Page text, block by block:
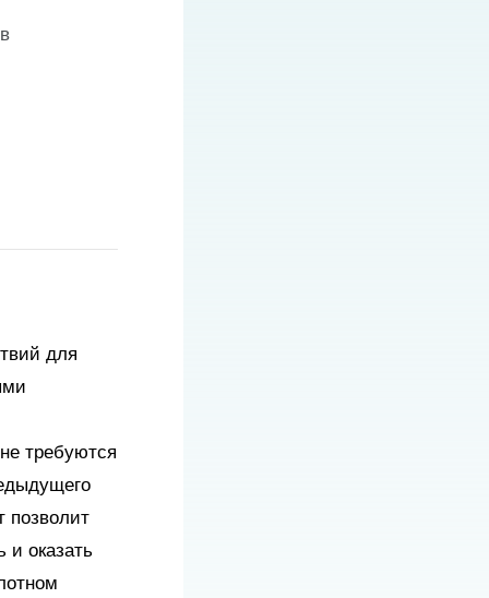
для
требуются
позволит
и оказать